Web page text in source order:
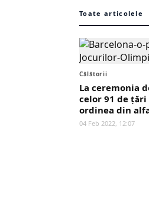
Toate articolele
Călătorii
La ceremonia
celor 91 de
ordinea din
04 Feb 2022, 12:07